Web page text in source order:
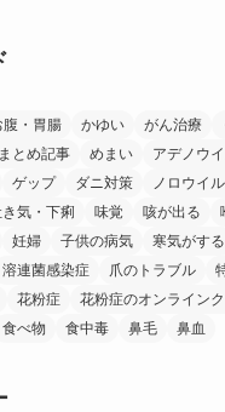
腹・胃腸 かゆい がん治療
まとめ記事 めまい アデノウ
ゲップ ダニ対策 ノロウイ
気・下痢 味覚 咳が出る
妊婦 子供の病気 寒気がする
溶連菌感染症 爪のトラブル
花粉症 花粉症のオンライン
食べ物 食中毒 鼻毛 鼻血